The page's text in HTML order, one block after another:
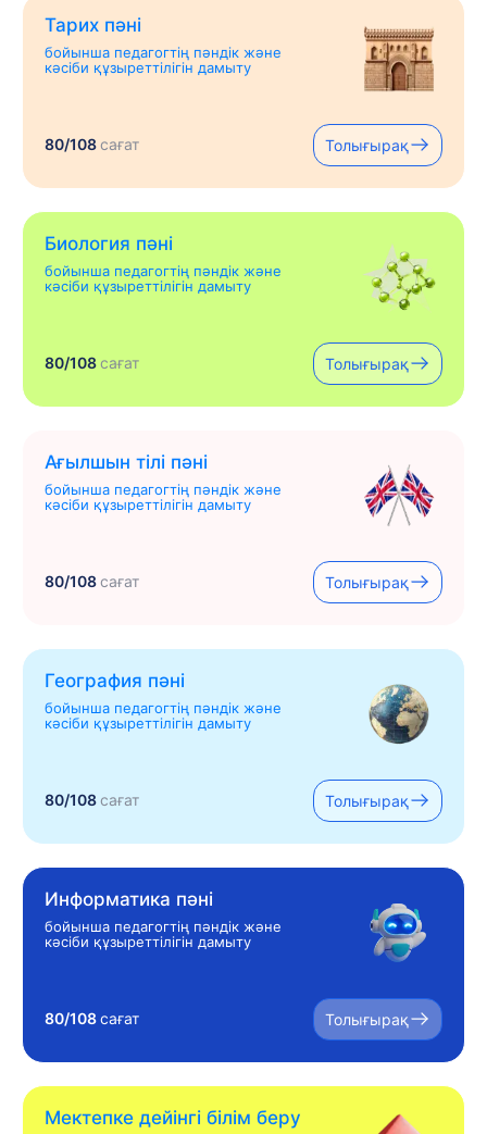
Тарих пәні
бойынша педагогтің пәндік және
кәсіби құзыреттілігін дамыту
80/108сағат Толығырақ
Биология пәні
бойынша педагогтің пәндік және
кәсіби құзыреттілігін дамыту
80/108сағат Толығырақ
Ағылшын тілі пәні
бойынша педагогтің пәндік және
кәсіби құзыреттілігін дамыту
80/108сағат Толығырақ
География пәні
бойынша педагогтің пәндік және
кәсіби құзыреттілігін дамыту
80/108сағат Толығырақ
Информатика пәні
бойынша педагогтің пәндік және
кәсіби құзыреттілігін дамыту
80/108сағат Толығырақ
Мектепке дейінгі білім беру